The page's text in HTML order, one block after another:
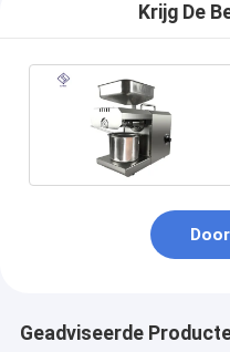
Krijg De
Geadviseerde